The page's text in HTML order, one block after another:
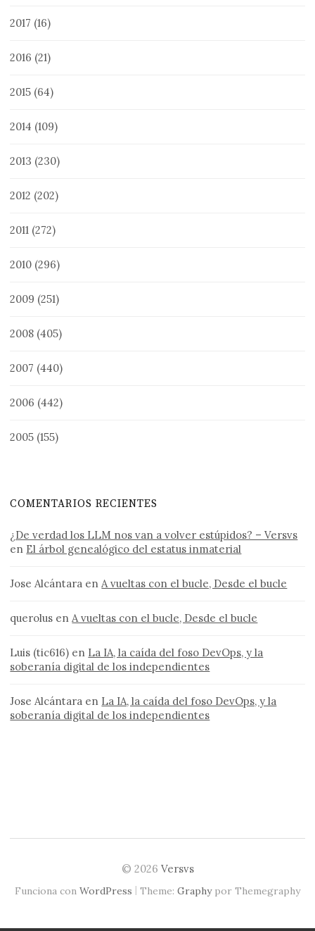
2017 (16)
2016 (21)
2015 (64)
2014 (109)
2013 (230)
2012 (202)
2011 (272)
2010 (296)
2009 (251)
2008 (405)
2007 (440)
2006 (442)
2005 (155)
COMENTARIOS RECIENTES
¿De verdad los LLM nos van a volver estúpidos? – Versvs
en El árbol genealógico del estatus inmaterial
Jose Alcántara enA vueltas con el bucle, Desde el bucle
querolus enA vueltas con el bucle, Desde el bucle
Luis (tic616) en La IA, la caída del foso DevOps, y la
soberanía digital de los independientes
Jose Alcántara en La IA, la caída del foso DevOps, y la
soberanía digital de los independientes
© 2026 Versvs
Funciona con WordPress | Theme: Graphypor Themegraphy